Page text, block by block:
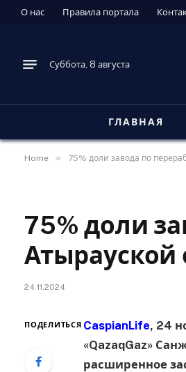
О нас Правила портала
Суббота, 8 августа
ГЛАВНАЯ
Home » 75% доли завода по
75% доли
Атырауской
24.11.2024
ПОДЕЛИТЬСЯ CaspianLife, 24
«QazaqGaz»
расширенное